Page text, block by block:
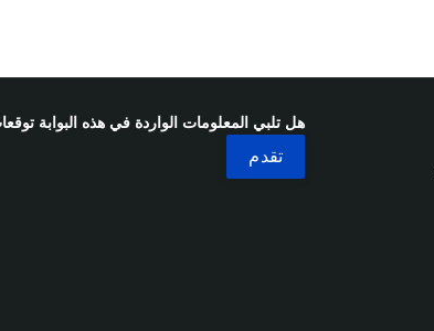
هل تلبي المعلومات الواردة في هذه البوابة